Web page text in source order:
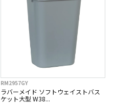
RM2957GY
ラバーメイド ソフトウェイストバス
ケット大型 W38...